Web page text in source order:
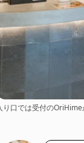
り口では受付の